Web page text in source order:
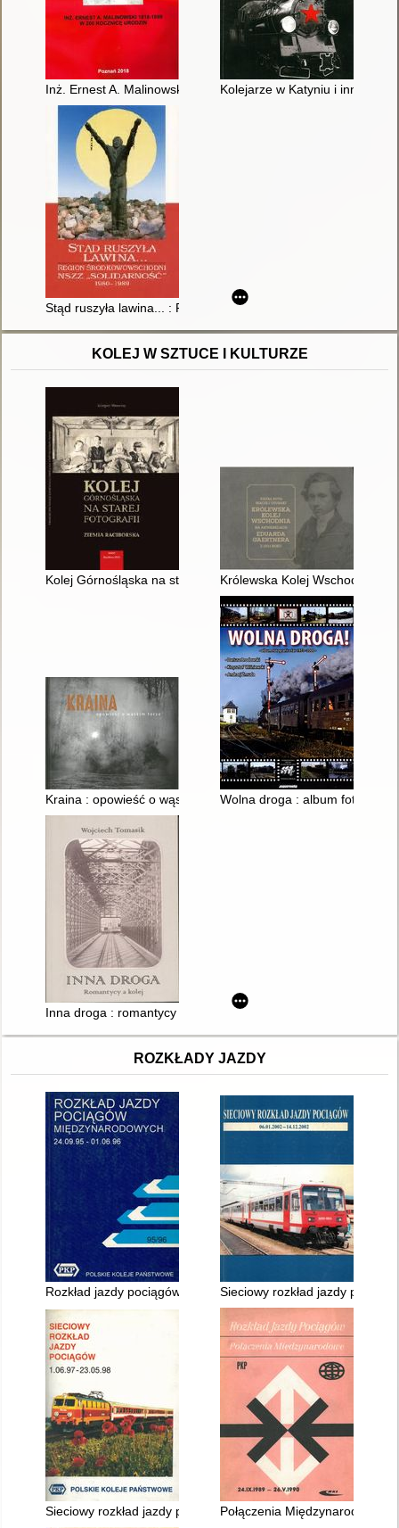
Inż. Ernest A. Malinowski 1818-1899 : w 200 rocznicę urodzin
Kolejarze w Katyniu i innych
Stąd ruszyła lawina... : Region Środkowowschodni NSZZ
KOLEJ W SZTUCE I KULTURZE
Kolej Górnośląska na starej fotografii : Ziemia Raciborska
Królewska Kolej Wschodnia
Kraina : opowieść o wąskim torzeWolna droga : album fotografii
Inna droga : romantycy a kolej
ROZKŁADY JAZDY
Rozkład jazdy pociągów międzynarodowych 24.09.1995 -
Sieciowy rozkład jazdy
Sieciowy rozkład jazdy pociągów PKP ważny 1.VI.1997 -
Połączenia Międzynarodowe